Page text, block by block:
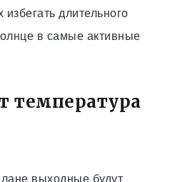
длительного
в самые активные
температура
выходные будут